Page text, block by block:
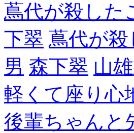
蔦代が殺した
下翠 蔦代が
男 森下翠 山
軽くて座り心
後輩ちゃんと